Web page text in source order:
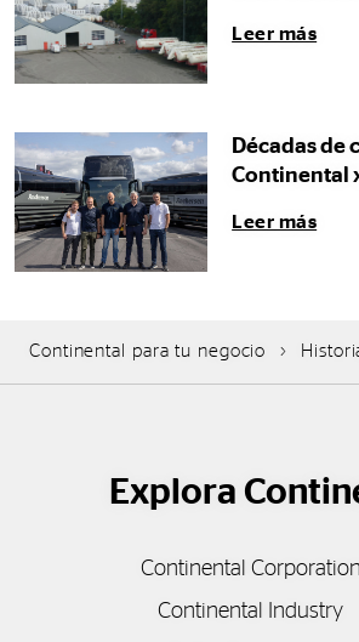
Leer más
Décadas
Continental
Leer más
Continental para tu negocio
Explora
Continental Corporation
Continental Industry